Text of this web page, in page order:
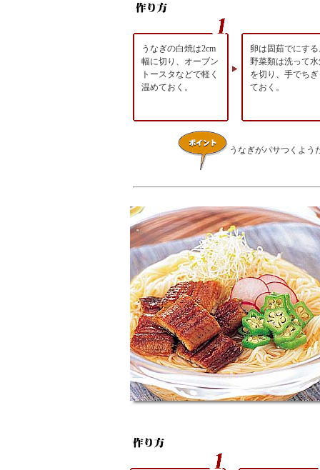
うなぎの白焼は2cm
幅に切り、オーブン
トースタなどで軽く
温めておく。
卵は固茹でにする
野菜類は洗って水
を切り、手でちぎ
ておく。
うなぎがパサつくよう